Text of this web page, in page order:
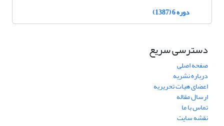
دوره 6 (1387)
دسترسی سریع
صفحه اصلی
درباره نشریه
اعضای هیات تحریریه
ارسال مقاله
تماس با ما
نقشه سایت